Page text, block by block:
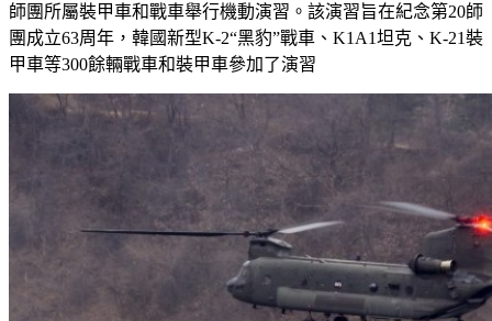
師團所屬裝甲車和戰車舉行機動演習。該演習旨在紀念第20師
團成立63周年，韓國新型K-2“黑豹”戰車、K1A1坦克、K-21裝
甲車等300餘輛戰車和裝甲車參加了演習